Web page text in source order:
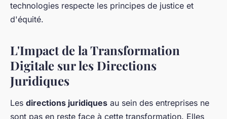
technologies respecte les principes de justice et
d'équité.
L'Impact de la Transformation
Digitale sur les Directions
Juridiques
Les directions juridiques au sein des entreprises ne
sont pas en reste face à cette transformation. Elles